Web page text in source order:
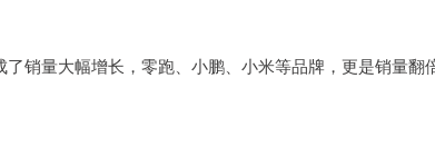
销量大幅增长，零跑、小鹏、小米等品牌，更是销量翻